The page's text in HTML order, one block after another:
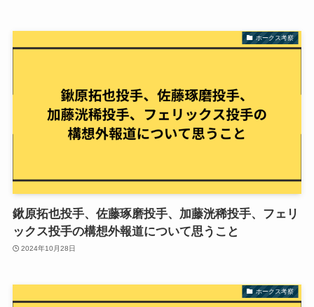
ホークス考察
鍬原拓也投手、佐藤琢磨投手、加藤洸稀投手、フェリ
ックス投手の構想外報道について思うこと
2024年10月28日
ホークス考察